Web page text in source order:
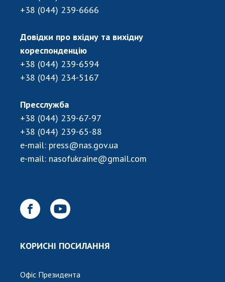
+38 (044) 239-6666
Довідки про вхідну та вихідну
кореспонденцію
+38 (044) 239-6594
+38 (044) 234-5167
Пресслужба
+38 (044) 239-67-97
+38 (044) 239-65-88
e-mail: press@nas.gov.ua
e-mail: nasofukraine@gmail.com
КОРИСНІ ПОСИЛАННЯ
Офіс Президента